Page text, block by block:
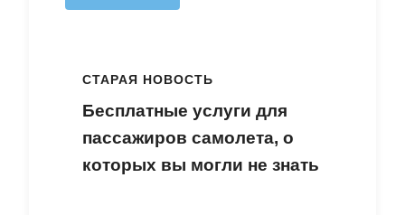
СТАРАЯ НОВОСТЬ
Бесплатные услуги для
пассажиров самолета, о
которых вы могли не знать